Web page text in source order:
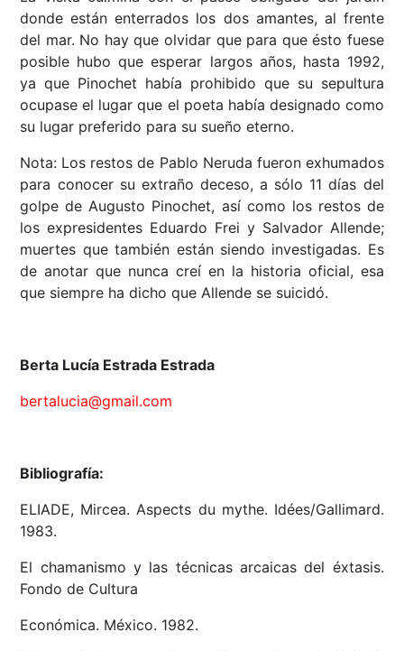
donde están enterrados los dos amantes, al frente
del mar. No hay que olvidar que para que ésto fuese
posible hubo que esperar largos años, hasta 1992,
ya que Pinochet había prohibido que su sepultura
ocupase el lugar que el poeta había designado como
su lugar preferido para su sueño eterno.
Nota: Los restos de Pablo Neruda fueron exhumados
para conocer su extraño deceso, a sólo 11 días del
golpe de Augusto Pinochet, así como los restos de
los expresidentes Eduardo Frei y Salvador Allende;
muertes que también están siendo investigadas. Es
de anotar que nunca creí en la historia oficial, esa
que siempre ha dicho que Allende se suicidó.
Berta Lucía Estrada Estrada
bertalucia@gmail.com
Bibliografía:
ELIADE, Mircea. Aspects du mythe. Idées/Gallimard.
1983.
El chamanismo y las técnicas arcaicas del éxtasis.
Fondo de Cultura
Económica. México. 1982.